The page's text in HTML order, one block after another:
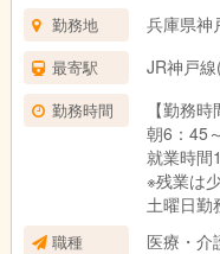
勤務地 兵庫県神
最寄駅 JR神戸
勤務時間
【勤務時
朝6：45
就業時間
※残業は
土曜日勤
になりま
職種
医療・介